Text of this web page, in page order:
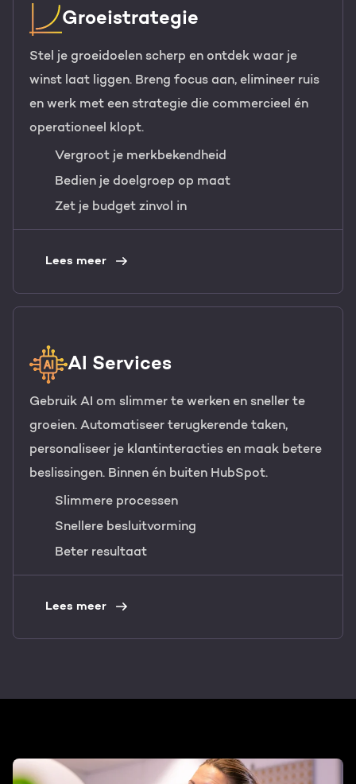
Groeistrategie
Stel je groeidoelen scherp en ontdek waar je
winst laat liggen. Breng focus aan, elimineer ruis
en werk met een strategie die commercieel én
operationeel klopt.
Vergroot je merkbekendheid
Bedien je doelgroep op maat
Zet je budget zinvol in
Lees meer
AI Services
Gebruik AI om slimmer te werken en sneller te
groeien. Automatiseer terugkerende taken,
personaliseer je klantinteracties en maak betere
beslissingen. Binnen én buiten HubSpot.
Slimmere processen
Snellere besluitvorming
Beter resultaat
Lees meer